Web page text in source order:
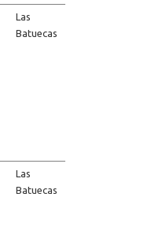
Las
Batuecas
Las
Batuecas